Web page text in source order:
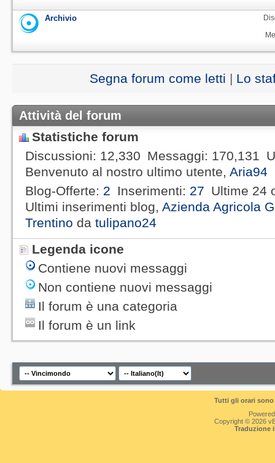
Archivio
Segna forum come letti | Lo
Attività del forum
Statistiche forum
Discussioni 12,330 Messaggi 170,131
Benvenuto al nostro ultimo utente, Aria94
Blog-Offerte 2 Inserimenti 27 Ultime 24
Ultimi inserimenti blog, Azienda Agricola
Trentino da tulipano24
Legenda icone
Contiene nuovi messaggi
Non contiene nuovi messaggi
Il forum è una categoria
Il forum è un link
Tutti gli orari
Copyright © 2026
Traduzione